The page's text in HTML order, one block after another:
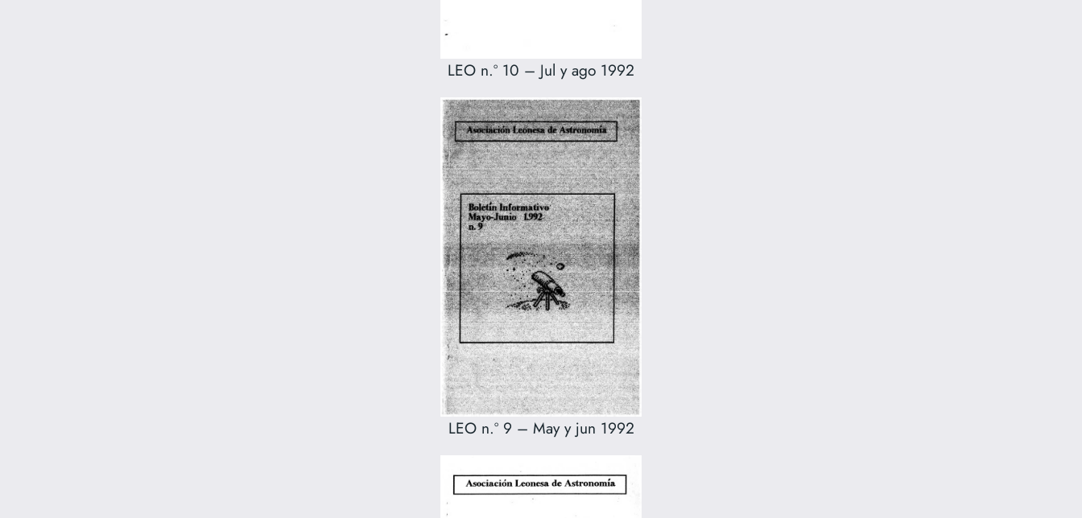
LEO n.º 10 – Jul y ago 1992
LEO n.º 9 – May y jun 1992